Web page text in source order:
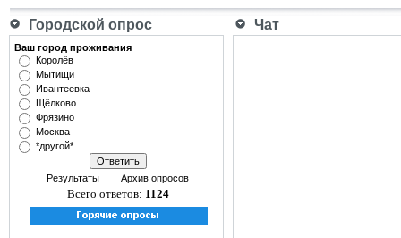
Городской опрос Чат
Ваш город проживания
Королёв
Мытищи
Ивантеевка
Щёлково
Фрязино
Москва
*другой*
Результаты Архив опросов
Всего ответов: 1124